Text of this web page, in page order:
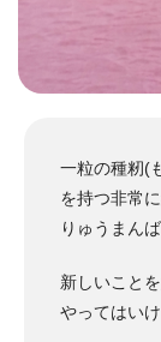
一粒の種籾(
を持つ非常
りゅうまん
新しいこと
やってはい